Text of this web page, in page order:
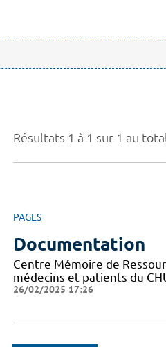
Résultats 1 à 1 sur 1 au
PAGES
Documentation
Centre Mémoire de
médecins et patients du
26/02/2025 17:26